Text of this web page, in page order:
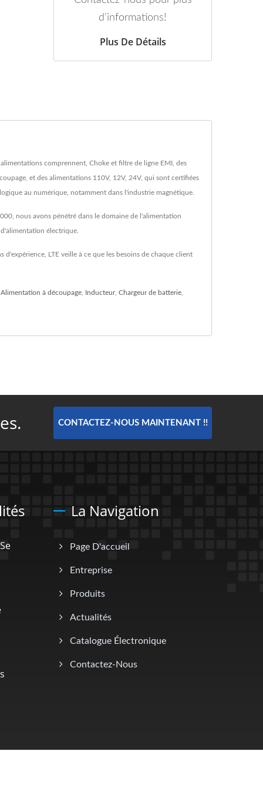
d'informations!
Plus De Détails
comprennent, Choke et filtre de ligne EMI, des
et des alimentations 110V, 12V, 24V, qui sont certifiées
au numérique, notamment dans l'industrie magnétique.
nous avons pénétré dans le domaine de l'alimentation
électrique.
LTE veille à ce que les besoins de chaque client
Alimentation à découpage Inducteur, Chargeur de batterie
CONTACTEZ-NOUS MAINTENANT !!
La Navigation
Page D'accueil
Entreprise
Produits
Actualités
Catalogue Électronique
Contactez-Nous